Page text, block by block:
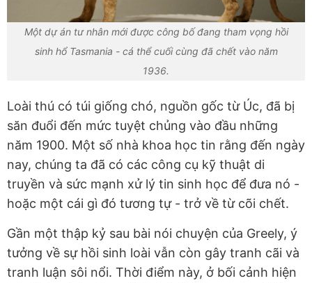
Một dự án tư nhân mới được công bố đang tham vọng hồi
sinh hổ Tasmania - cá thể cuối cùng đã chết vào năm
1936.
Loài thú có túi giống chó, nguồn gốc từ Úc, đã bị
săn đuổi đến mức tuyệt chủng vào đầu những
năm 1900. Một số nhà khoa học tin rằng đến ngày
nay, chúng ta đã có các công cụ kỹ thuật di
truyền và sức mạnh xử lý tin sinh học để đưa nó -
hoặc một cái gì đó tương tự - trở về từ cõi chết.
Gần một thập kỷ sau bài nói chuyện của Greely, ý
tưởng về sự hồi sinh loài vẫn còn gây tranh cãi và
tranh luận sôi nổi. Thời điểm này, ở bối cảnh hiện